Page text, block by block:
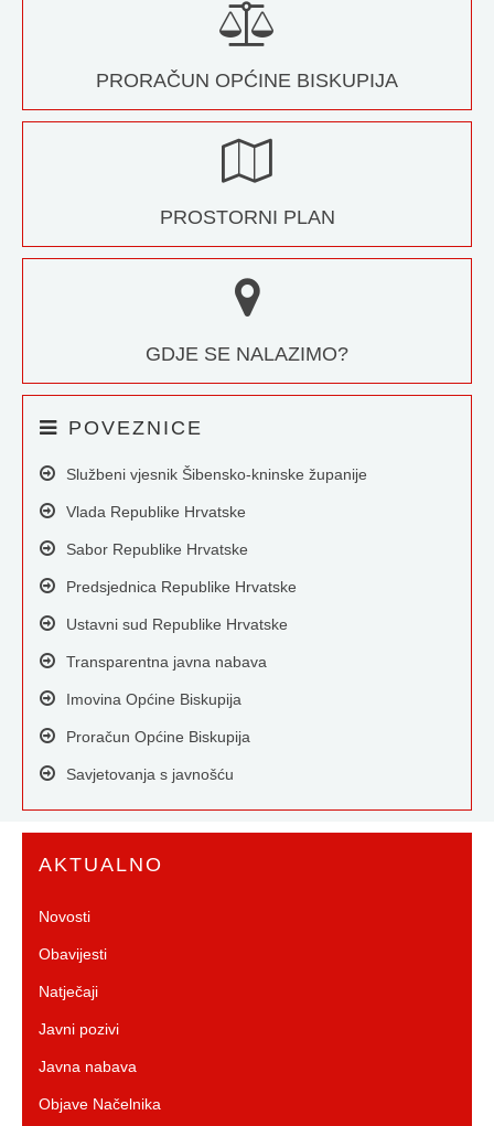
PRORAČUN OPĆINE BISKUPIJA
PROSTORNI PLAN
GDJE SE NALAZIMO?
POVEZNICE
Službeni vjesnik Šibensko-kninske županije
Vlada Republike Hrvatske
Sabor Republike Hrvatske
Predsjednica Republike Hrvatske
Ustavni sud Republike Hrvatske
Transparentna javna nabava
Imovina Općine Biskupija
Proračun Općine Biskupija
Savjetovanja s javnošću
AKTUALNO
Novosti
Obavijesti
Natječaji
Javni pozivi
Javna nabava
Objave Načelnika